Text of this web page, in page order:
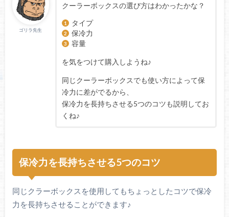
ゴリラ先生
クーラーボックスの選び方はわかったかな？
タイプ
保冷力
容量
を気をつけて購入しようね♪
同じクーラーボックスでも使い方によって保
冷力に差がでるから、
保冷力を長持ちさせる5つのコツも説明してお
くね♪
保冷力を長持ちさせる5つのコツ
同じクラーボックスを使用してもちょっとしたコツで保冷
力を長持ちさせることができます♪